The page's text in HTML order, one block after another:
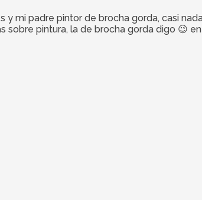
mi padre pintor de brocha gorda, casi
pintura, la de brocha gorda digo 😉